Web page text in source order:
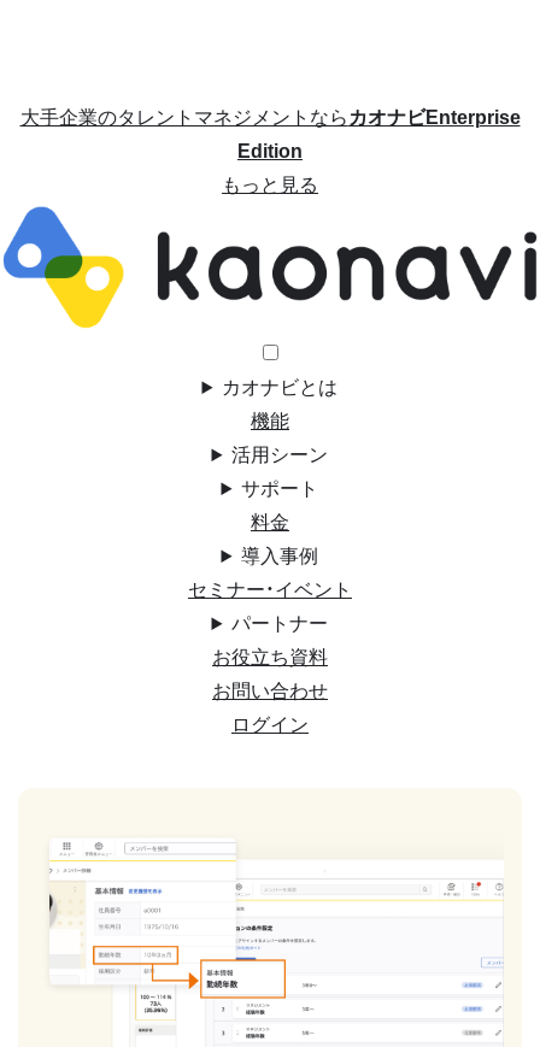
大手企業のタレントマネジメントならカオナビEnterprise
Edition
もっと見る
カオナビとは
機能
活用シーン
サポート
料金
導入事例
セミナー・イベント
パートナー
お役立ち資料
お問い合わせ
ログイン